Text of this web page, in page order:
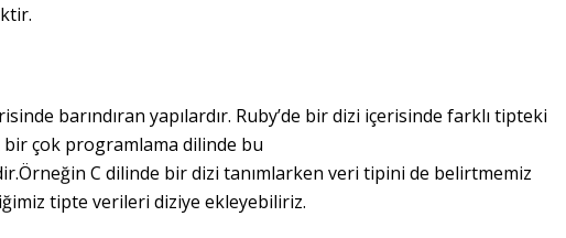
barındıran yapılardır. Ruby’de bir dizi içerisinde farklı tipteki
çok programlama dilinde bu
C dilinde bir dizi tanımlarken veri tipini de belirtmemiz
tipte verileri diziye ekleyebiliriz.